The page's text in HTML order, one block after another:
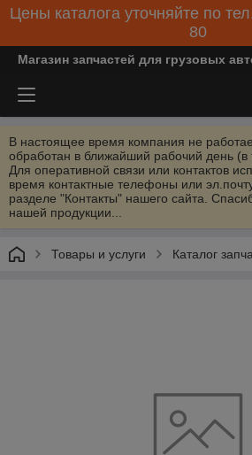
Цены каталога уточняйте по
80
Магазин запчастей для грузовых
В настоящее время компания не
обработан в ближайший рабочий день (в
Для оперативной связи или контактов
время контактные телефоны или
разделе "Контакты" нашего сайта.
нашей продукции...
Товары и услуги Каталог